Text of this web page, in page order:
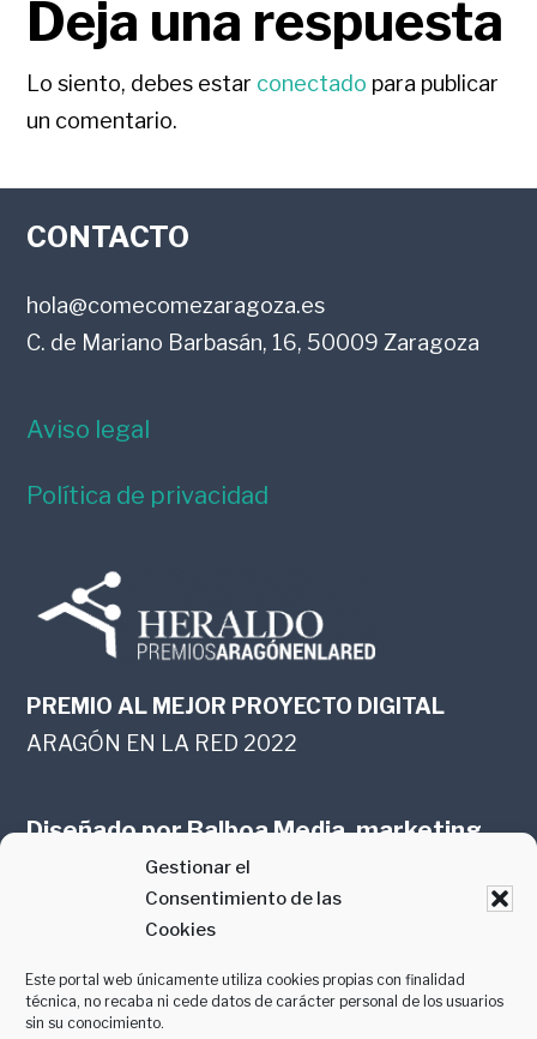
Gestionar el
Consentimiento de las
Cookies
Este portal web únicamente utiliza cookies propias con finalidad
técnica, no recaba ni cede datos de carácter personal de los usuarios
sin su conocimiento.
INTERACCIONES
CON
LOS
LECTORES
Deja una respuesta
Lo siento, debes estar conectado para publicar
un comentario.
FOOTER
CONTACTO
hola@comecomezaragoza.es
C. de Mariano Barbasán, 16, 50009 Zaragoza
Aviso legal
Política de privacidad
PREMIO AL MEJOR PROYECTO DIGITAL
ARAGÓN EN LA RED 2022
Diseñado porBalboa Media, marketing
online en Zaragoza